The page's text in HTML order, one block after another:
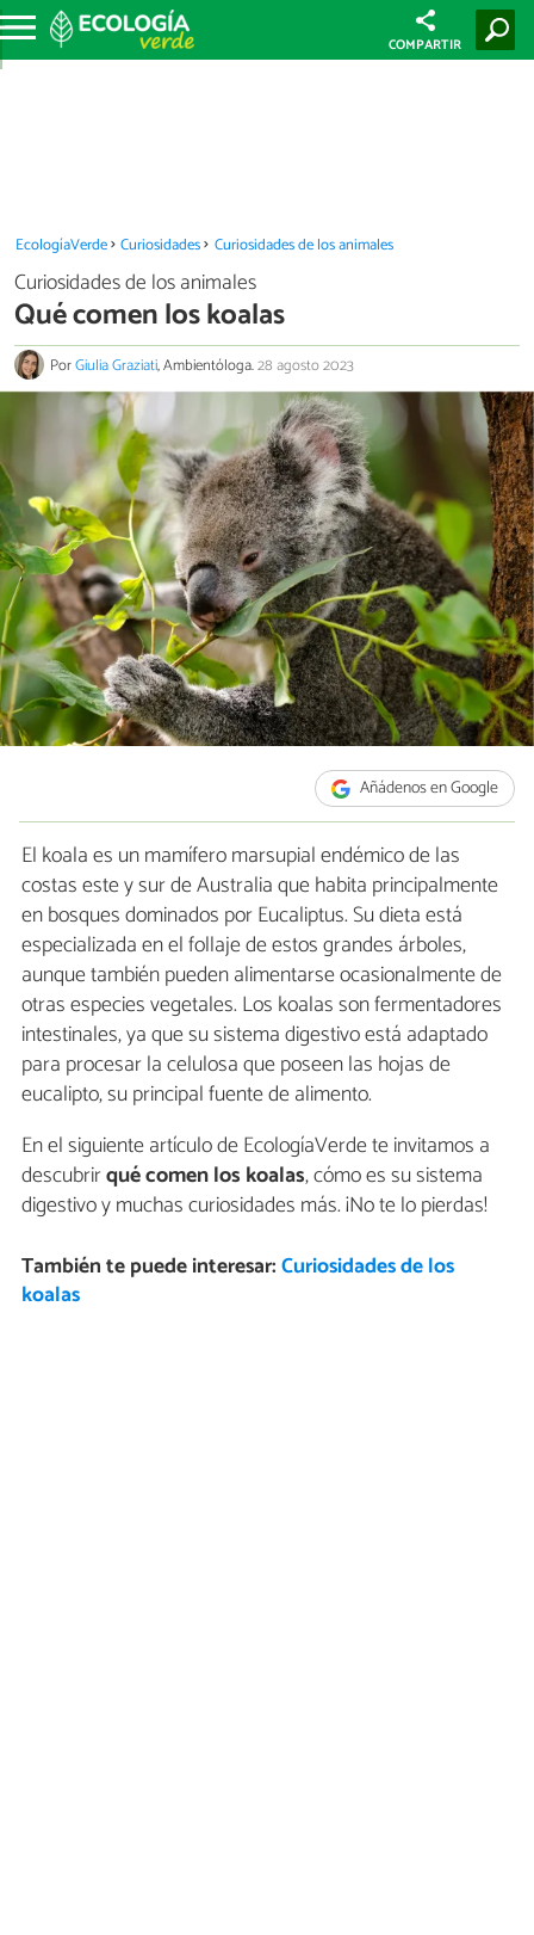
COMPARTIR
EcologíaVerde Curiosidades Curiosidades de los animales
Curiosidades de los animales
Qué comen los koalas
PorGiulia Graziati, Ambientóloga.28 agosto 2023
Añádenos en Google
El koala es un mamífero marsupial endémico de las
costas este y sur de Australia que habita principalmente
en bosques dominados por Eucaliptus. Su dieta está
especializada en el follaje de estos grandes árboles,
aunque también pueden alimentarse ocasionalmente de
otras especies vegetales. Los koalas son fermentadores
intestinales, ya que su sistema digestivo está adaptado
para procesar la celulosa que poseen las hojas de
eucalipto, su principal fuente de alimento.
En el siguiente artículo de EcologíaVerde te invitamos a
descubrirqué comen los koalas, cómo es su sistema
digestivo y muchas curiosidades más. ¡No te lo pierdas!
También te puede interesar:Curiosidades de los
koalas